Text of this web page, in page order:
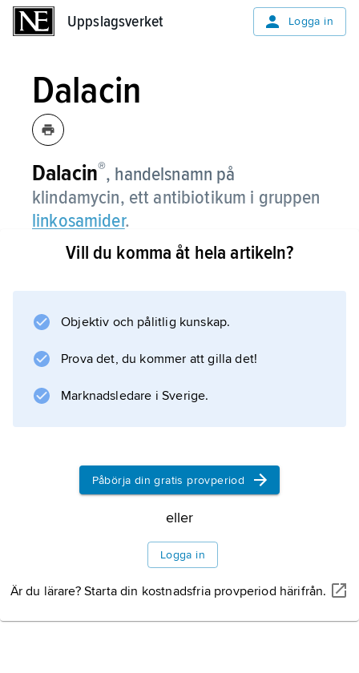
Uppslagsverket Logga in
Dalacin
Dalacin®, handelsnamn på
klindamycin, ett antibiotikum i gruppen
linkosamider.
Information om artikeln
Vill du komma åt hela artikeln?
Objektiv och pålitlig kunskap.
Prova det, du kommer att gilla det!
Marknadsledare i Sverige.
Påbörja din gratis provperiod
eller
Logga in
Är du lärare? Starta din kostnadsfria provperiod härifrån.